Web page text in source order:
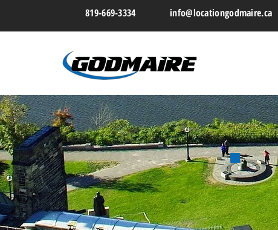
819-669-3334 info@locationgodmaire.ca